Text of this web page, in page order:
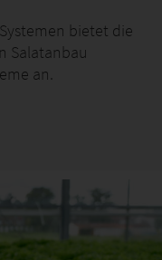
bietet die
Salatanbau
an.